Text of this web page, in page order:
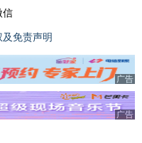
信
免责声明
广告
广告